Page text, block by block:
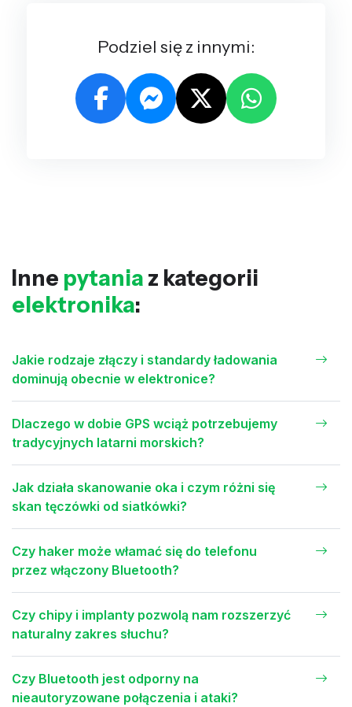
Podziel się z innymi:
Inne pytania z kategorii
elektronika:
Jakie rodzaje złączy i standardy ładowania
dominują obecnie w elektronice?
Dlaczego w dobie GPS wciąż potrzebujemy
tradycyjnych latarni morskich?
Jak działa skanowanie oka i czym różni się
skan tęczówki od siatkówki?
Czy haker może włamać się do telefonu
przez włączony Bluetooth?
Czy chipy i implanty pozwolą nam rozszerzyć
naturalny zakres słuchu?
Czy Bluetooth jest odporny na
nieautoryzowane połączenia i ataki?